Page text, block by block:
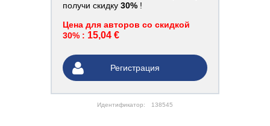
получи скидку 30% !
Цена для авторов со скидкой
30% : 15,04 €
Регистрация
Идентификатор: 138545